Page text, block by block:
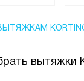
вытяжки